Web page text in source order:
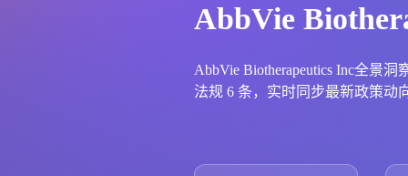
产品立项评估及管线规划
投资决策与交易估值
深度分析
投融资
时讯
基于市场数据，为您提供全面的市场
政策法规
王中健
AbbVie
AbbVie Biotherapeutics Inc全景
法规 6 条，实时同步最新政策动